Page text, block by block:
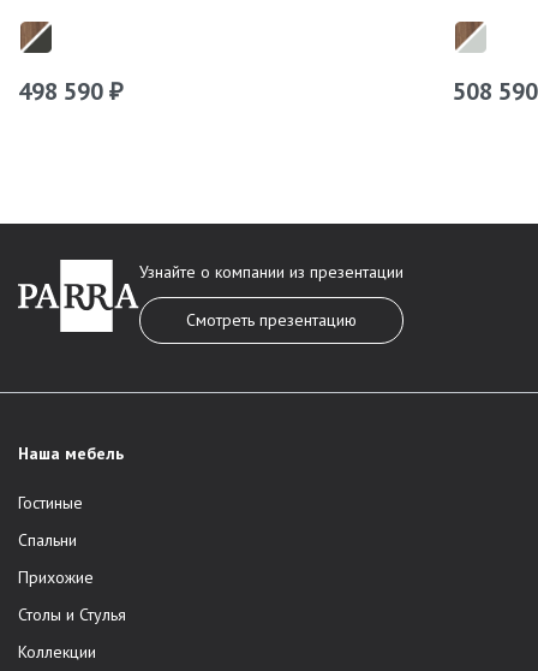
498 590 ₽ 508
Наша мебель
Гостиные
Спальни
Прихожие
Столы и Стулья
Коллекции
Узнайте о компании из презентации
Смотреть презентацию